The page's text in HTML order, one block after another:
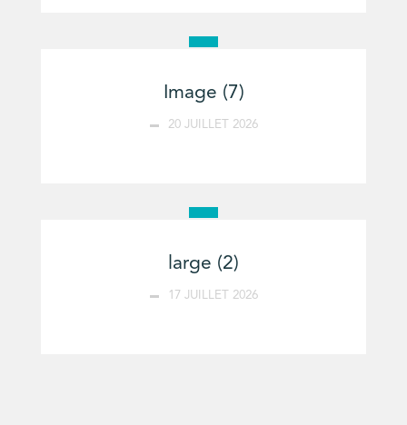
Image (7)
20 JUILLET 2026
large (2)
17 JUILLET 2026